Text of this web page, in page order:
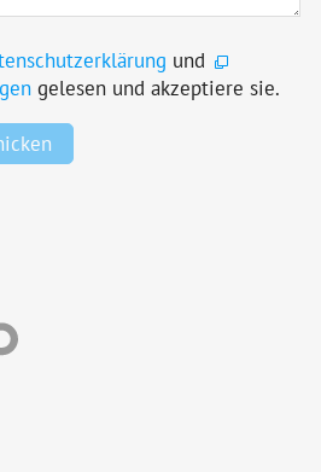
und
gelesen und akzeptiere sie.